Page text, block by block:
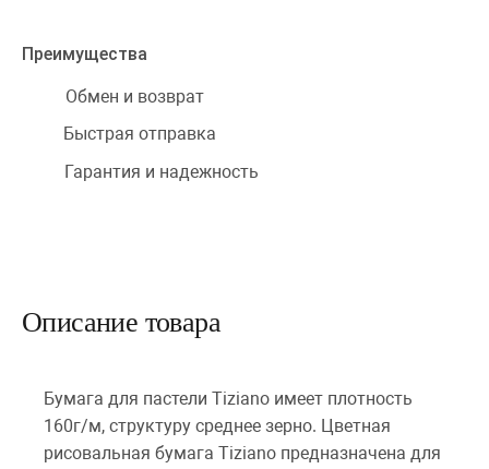
Преимущества
Обмен и возврат
Быстрая отправка
Гарантия и надежность
Описание товара
Бумага для пастели Tiziano имеет плотность
160г/м, структуру среднее зерно. Цветная
рисовальная бумага Tiziano предназначена для